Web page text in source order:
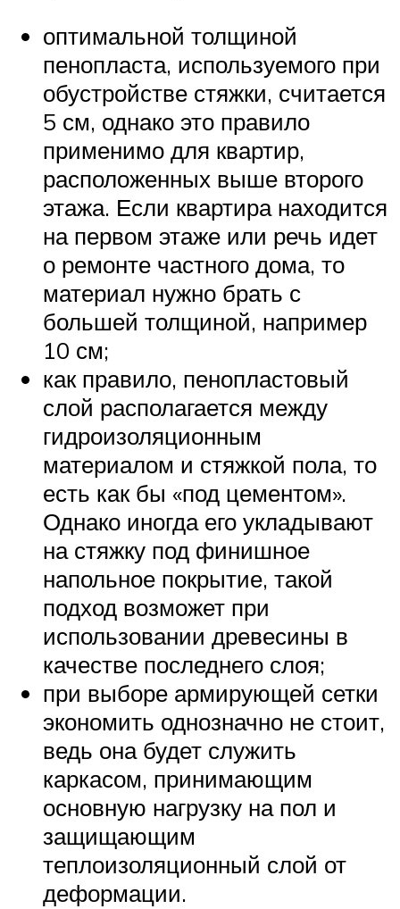
оптимальной толщиной
пенопласта, используемого при
обустройстве стяжки, считается
5 см, однако это правило
применимо для квартир,
расположенных выше второго
этажа. Если квартира находится
на первом этаже или речь идет
о ремонте частного дома, то
материал нужно брать с
большей толщиной, например
10 см;
как правило, пенопластовый
слой располагается между
гидроизоляционным
материалом и стяжкой пола, то
есть как бы «под цементом».
Однако иногда его укладывают
на стяжку под финишное
напольное покрытие, такой
подход возможет при
использовании древесины в
качестве последнего слоя;
при выборе армирующей сетки
экономить однозначно не стоит,
ведь она будет служить
каркасом, принимающим
основную нагрузку на пол и
защищающим
теплоизоляционный слой от
деформации.